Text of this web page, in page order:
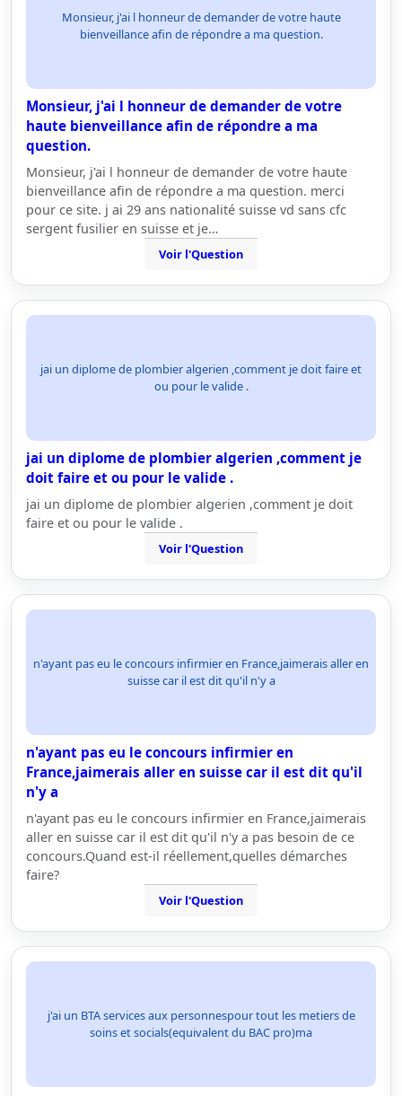
Monsieur, j'ai l honneur de demander de votre haute
bienveillance afin de répondre a ma question.
Monsieur, j'ai l honneur de demander de votre
haute bienveillance afin de répondre a ma
question.
Monsieur, j'ai l honneur de demander de votre haute
bienveillance afin de répondre a ma question. merci
pour ce site. j ai 29 ans nationalité suisse vd sans cfc
sergent fusilier en suisse et je…
Voir l'Question
jai un diplome de plombier algerien ,comment je doit faire et
ou pour le valide .
jai un diplome de plombier algerien ,comment je
doit faire et ou pour le valide .
jai un diplome de plombier algerien ,comment je doit
faire et ou pour le valide .
Voir l'Question
n'ayant pas eu le concours infirmier en France,jaimerais aller en
suisse car il est dit qu'il n'y a
n'ayant pas eu le concours infirmier en
France,jaimerais aller en suisse car il est dit qu'il
n'y a
n'ayant pas eu le concours infirmier en France,jaimerais
aller en suisse car il est dit qu'il n'y a pas besoin de ce
concours.Quand est-il réellement,quelles démarches
faire?
Voir l'Question
j'ai un BTA services aux personnespour tout les metiers de
soins et socials(equivalent du BAC pro)ma